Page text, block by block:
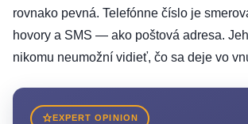
rovnako pevná. Telefónne číslo je
hovory a SMS — ako poštová adresa.
nikomu neumožní vidieť, čo sa deje vo
EXPERT OPINION